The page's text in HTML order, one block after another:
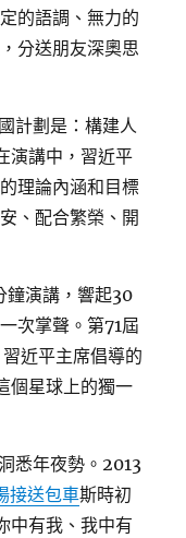
的語調、無力的
分送朋友深奧思
劃是：構建人
演講中，習近平
理論內涵和目標
、配合繁榮、開
演講，響起30
次掌聲。第71屆
近平主席倡導的
個星球上的獨一
悉年夜勢。2013
接送包車斯時初
中有我、我中有